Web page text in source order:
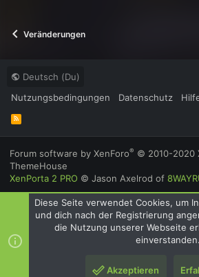
Veränderungen
Deutsch (Du)
Nutzungsbedingungen
Datenschutz
R
S
S
Forum software by XenForo® © 2010-2020
ThemeHouse
XenPorta 2 PRO © Jason Axelrod of
Diese Seite verwendet Cookies, um
und dich nach der Registrierung
die Nutzung unserer Webseite
einverstanden.
Akzeptieren